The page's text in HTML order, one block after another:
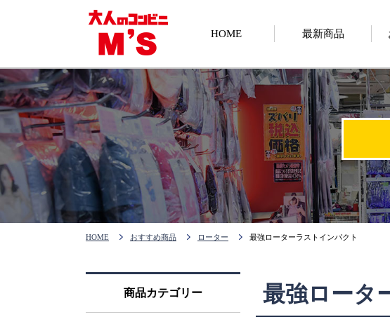
HOME 最新商品
HOME おすすめ商品 ローター 最強ローターラストインパクト
最強ロータ
商品カテゴリー